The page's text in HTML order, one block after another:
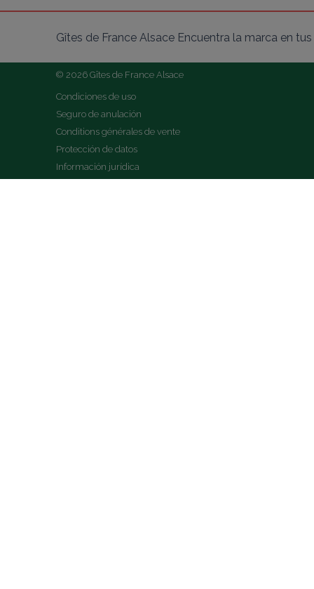
Gîtes de France Alsace Encuentra la marca en
© 2026 Gîtes de France Alsace
Condiciones de uso
Seguro de anulación
Conditions générales de vente
Protección de datos
Información jurídica